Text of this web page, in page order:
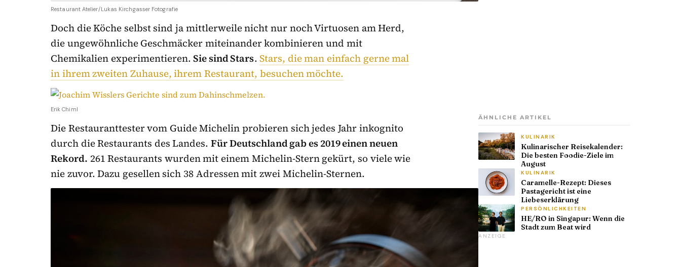
Restaurant Atelier/Lukas Kirchgasser Fotografie
Doch die Köche selbst sind ja mittlerweile nicht nur noch Virtuosen am Herd,
die ungewöhnliche Geschmäcker miteinander kombinieren und mit
Chemikalien experimentieren.Sie sind Stars.Stars, die man einfach gerne mal
in ihrem zweiten Zuhause, ihrem Restaurant, besuchen möchte.
Erik Chiml
Die Restauranttester vom Guide Michelin probieren sich jedes Jahr inkognito
durch die Restaurants des Landes.Für Deutschland gab es 2019 einen neuen
Rekord. 261 Restaurants wurden mit einem Michelin-Stern gekürt, so viele wie
nie zuvor. Dazu gesellen sich 38 Adressen mit zwei Michelin-Sternen.
ÄHNLICHE ARTIKEL
KULINARIK
Kulinarischer Reisekalender:
Die besten Foodie-Ziele im
August
KULINARIK
Caramelle-Rezept: Dieses
Pastagericht ist eine
Liebeserklärung
PERSÖNLICHKEITEN
HE/RO in Singapur: Wenn die
Stadt zum Beat wird
ANZEIGE